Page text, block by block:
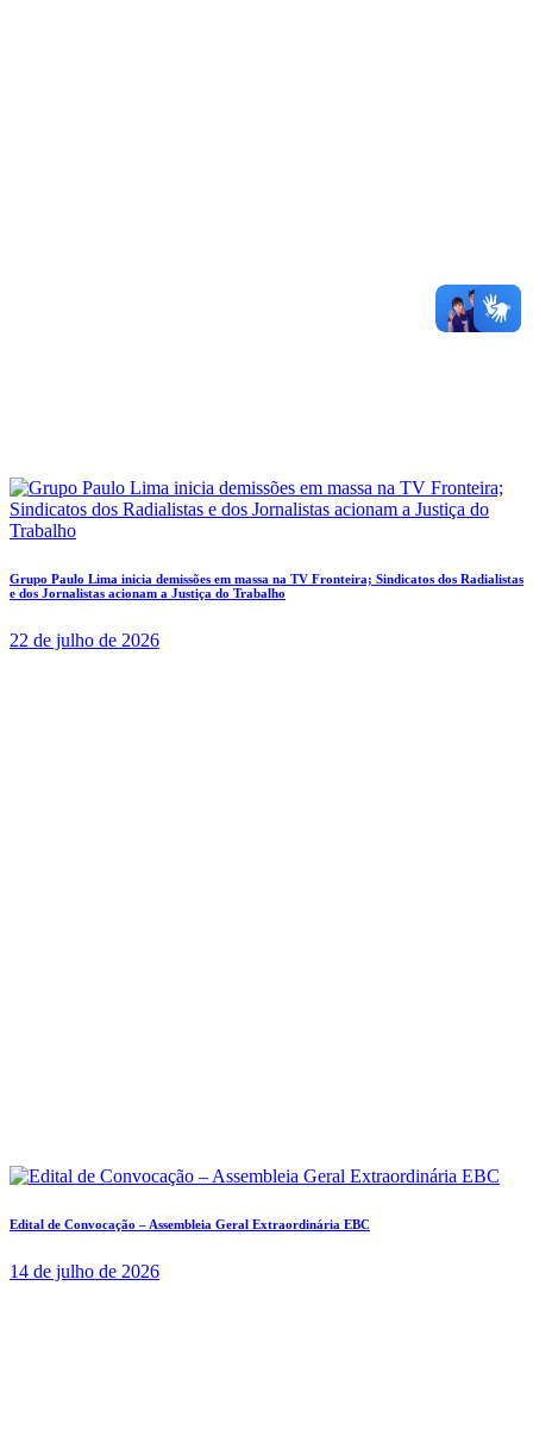
Grupo Paulo Lima inicia demissões em massa na TV Fronteira; Sindicatos dos Radialistas
e dos Jornalistas acionam a Justiça do Trabalho
22 de julho de 2026
Edital de Convocação – Assembleia Geral Extraordinária EBC
14 de julho de 2026